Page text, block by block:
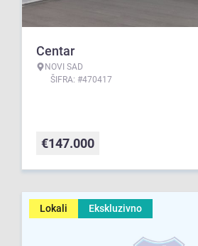
Centar
NOVI SAD
ŠIFRA: #470417
€147.000
Lokali Ekskluzivno